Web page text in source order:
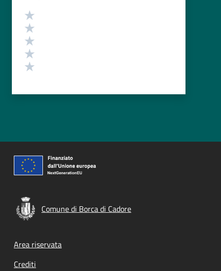
Valutazione
Comune di Borca di Cadore
Footer menu
Area riservata
Crediti